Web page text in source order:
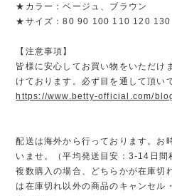
★カラー：ベージュ、ブラウン
★サイズ：80 90 100 110 120 130
【注意事項】
皆様に安心してお買い物をいただけ
けております。必ず目を通して頂い
https://www.betty-official.com/
配送は海外から行っております。お
いませ。（平均発送目安：3-14日間
複数購入の場合、どちらかが在庫切
は在庫切れ以外の商品のキャンセル